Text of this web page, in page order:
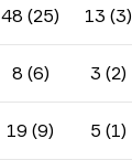
48 (25) 13 (3)
8 (6) 3 (2)
19 (9) 5 (1)